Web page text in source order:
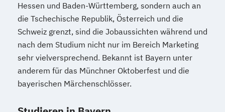
Hessen und Baden-Württemberg, sondern auch an
die Tschechische Republik, Österreich und die
Schweiz grenzt, sind die Jobaussichten während und
nach dem Studium nicht nur im Bereich Marketing
sehr vielversprechend. Bekannt ist Bayern unter
anderem für das Münchner Oktoberfest und die
bayerischen Märchenschlösser.